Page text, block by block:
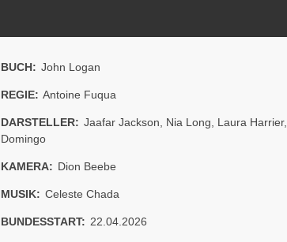
BUCH: John Logan
REGIE: Antoine Fuqua
DARSTELLER: Jaafar Jackson, Nia Long, Laura Harrier,
Domingo
KAMERA: Dion Beebe
MUSIK: Celeste Chada
BUNDESSTART: 22.04.2026